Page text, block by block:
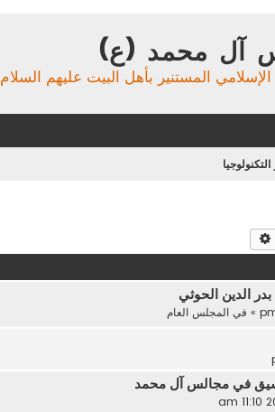
آل محمد (ع)
الإسلامي المستنير بأهل البيت عليهم السلام
بحث
بدر الدين الحوثي
» في المجلس العام
في مجالس آل محمد